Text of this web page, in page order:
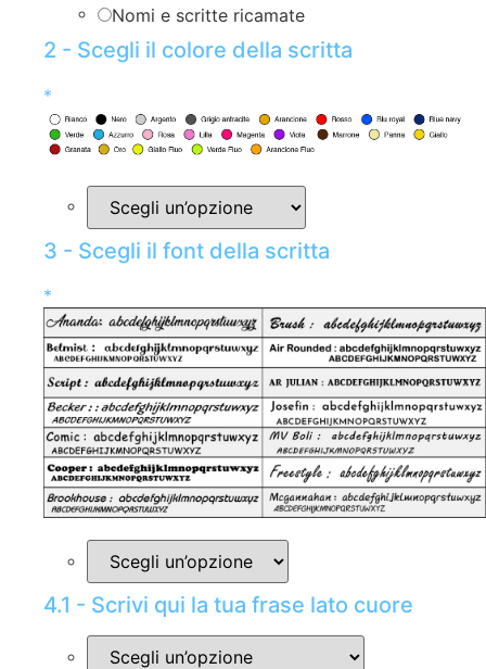
Nomi e scritte ricamate
2 - Scegli il colore della scritta
*
3 - Scegli il font della scritta
*
4.1 - Scrivi qui la tua frase lato cuore